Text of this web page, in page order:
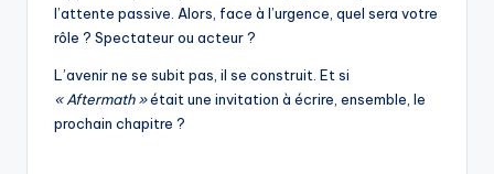
l’attente passive. Alors, face à l’urgence, quel sera votre
rôle ? Spectateur ou acteur ?
L’avenir ne se subit pas, il se construit. Et si
« Aftermath »était une invitation à écrire, ensemble, le
prochain chapitre ?